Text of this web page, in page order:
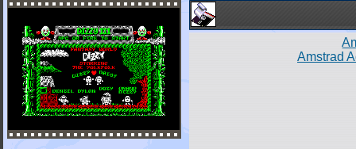
Amstrad